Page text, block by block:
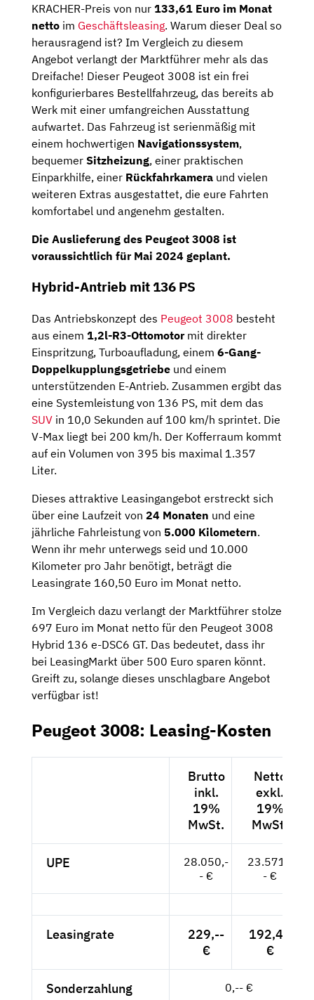
KRACHER-Preis von nur 133,61 Euro im Monat
netto im Geschäftsleasing. Warum dieser Deal so
herausragend ist? Im Vergleich zu diesem
Angebot verlangt der Marktführer mehr als das
Dreifache! Dieser Peugeot 3008 ist ein frei
konfigurierbares Bestellfahrzeug, das bereits ab
Werk mit einer umfangreichen Ausstattung
aufwartet. Das Fahrzeug ist serienmäßig mit
einem hochwertigen Navigationssystem,
bequemer Sitzheizung, einer praktischen
Einparkhilfe, einer Rückfahrkamera und vielen
weiteren Extras ausgestattet, die eure Fahrten
komfortabel und angenehm gestalten.
Die Auslieferung des Peugeot 3008 ist
voraussichtlich für Mai 2024 geplant.
Hybrid-Antrieb mit 136 PS
Das Antriebskonzept des Peugeot 3008 besteht
aus einem 1,2l-R3-Ottomotormit direkter
Einspritzung, Turboaufladung, einem 6-Gang-
Doppelkupplungsgetriebe und einem
unterstützenden E-Antrieb. Zusammen ergibt das
eine Systemleistung von 136 PS, mit dem das
SUV in 10,0 Sekunden auf 100 km/h sprintet. Die
V-Max liegt bei 200 km/h. Der Kofferraum kommt
auf ein Volumen von 395 bis maximal 1.357
Liter.
Dieses attraktive Leasingangebot erstreckt sich
über eine Laufzeit von 24 Monaten und eine
jährliche Fahrleistung von 5.000 Kilometern.
Wenn ihr mehr unterwegs seid und 10.000
Kilometer pro Jahr benötigt, beträgt die
Leasingrate 160,50 Euro im Monat netto.
Im Vergleich dazu verlangt der Marktführer stolze
697 Euro im Monat netto für den Peugeot 3008
Hybrid 136 e-DSC6 GT. Das bedeutet, dass ihr
bei LeasingMarkt über 500 Euro sparen könnt.
Greift zu, solange dieses unschlagbare Angebot
verfügbar ist!
Peugeot 3008: Leasing-Kosten
Brutto
inkl.
19%
MwSt.
Netto
exkl.
19%
MwSt.
UPE
28.050,-
- €
23.571,-
- €
Leasingrate
229,--
€
192,44
€
Sonderzahlung 0,-- €